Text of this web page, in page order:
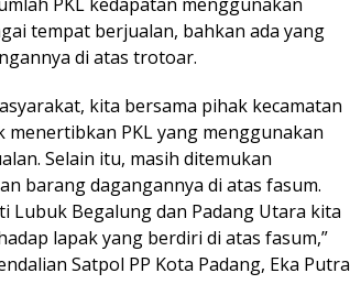
tempat berjualan, bahkan ada yang
di atas trotoar.
kita bersama pihak kecamatan
PKL yang menggunakan
Selain itu, masih ditemukan
barang dagangannya di atas fasum.
Lubuk Begalung dan Padang Utara kita
lapak yang berdiri di atas fasum,”
Satpol PP Kota Padang, Eka Putra